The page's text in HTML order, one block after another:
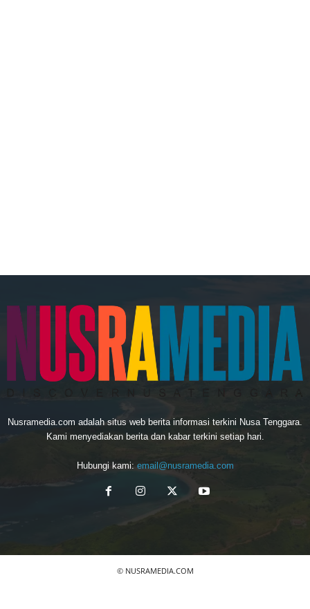
Nusramedia.com adalah situs web berita informasi terkini Nusa Tenggara.
Kami menyediakan berita dan kabar terkini setiap hari.
Hubungi kami: email@nusramedia.com
© NUSRAMEDIA.COM